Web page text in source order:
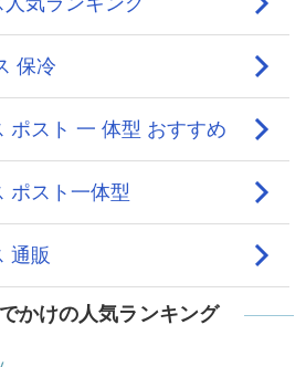
かけの人気ランキング